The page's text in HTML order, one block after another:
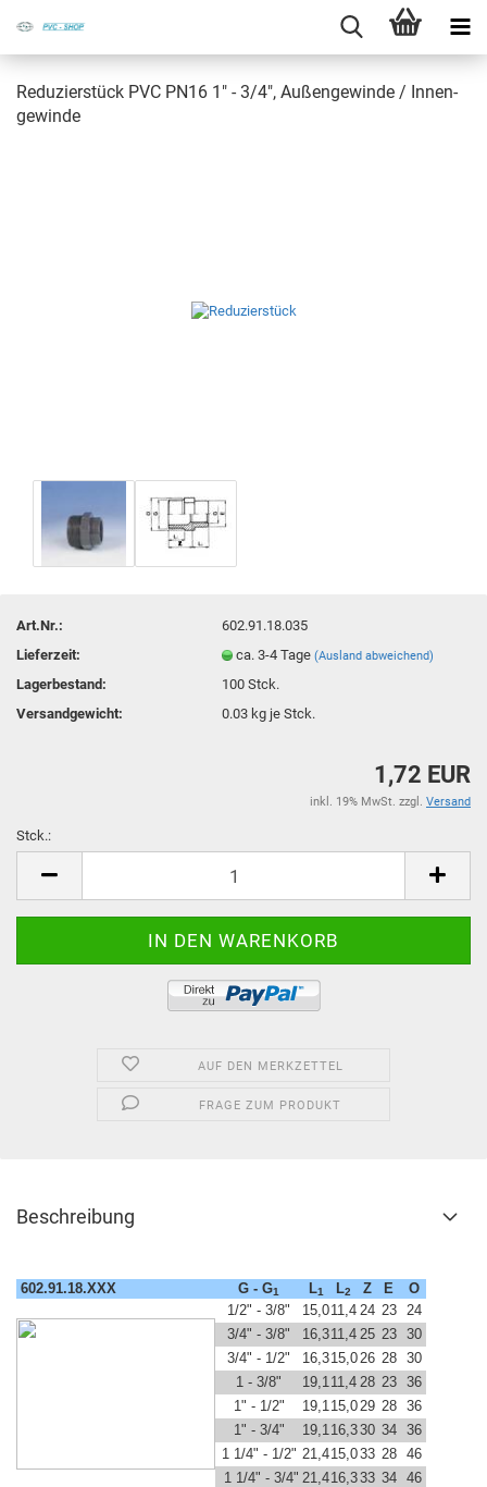
Re­du­zier­stück PVC PN16 1" - 3/4", Au­ßen­ge­win­de / In­nen­
ge­win­de
Art.Nr.:
602.91.18.035
Lieferzeit:
ca. 3-4 Tage(Ausland abweichend)
Lagerbestand: 100Stck.
Versandgewicht:
0.03 kg je Stck.
1,72 EUR
inkl. 19% MwSt. zzgl. Versand
Stck.:
AUF DEN MERKZETTEL
FRAGE ZUM PRODUKT
Beschreibung
602.91.18.XXX G - G1 L1 L2 Z E
O
1/2" - 3/8"
15,011,4 24 23
24
3/4" - 3/8"
16,311,4 25 23
30
3/4" - 1/2"
16,315,026 28
30
1 - 3/8"
19,111,4 28 23
36
1" - 1/2"
19,115,029 28
36
1" - 3/4"
19,116,330 34
36
1 1/4" - 1/2" 21,415,033 28
46
1 1/4" - 3/4" 21,416,333 34
46